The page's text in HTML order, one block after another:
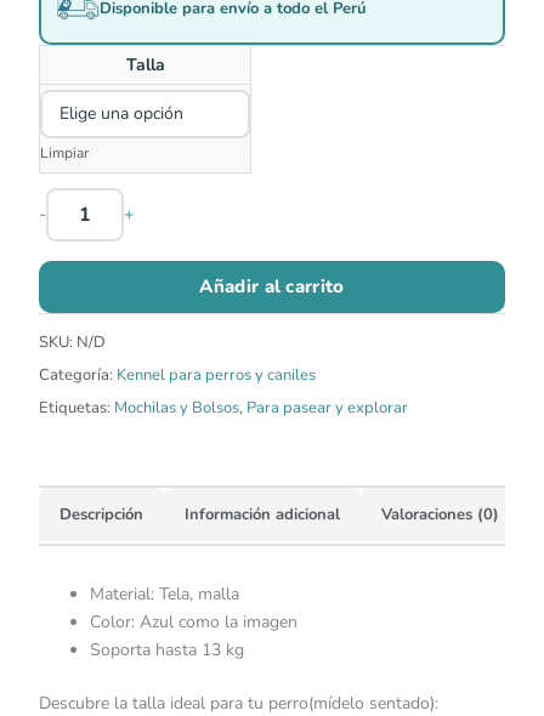
Disponible para envío a todo el Perú
Talla
Limpiar
- +
Añadir al carrito
SKU: N/D
Categoría: Kennel para perros y caniles
Etiquetas: Mochilas y Bolsos, Para pasear y explorar
Descripción Información adicional Valoraciones (0)
Material: Tela, malla
Color: Azul como la imagen
Soporta hasta 13 kg
Descubre la talla ideal para tu perro(mídelo sentado):